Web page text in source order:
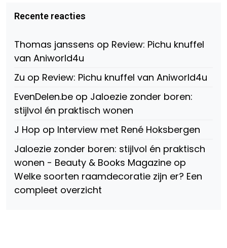
Beauty-
147775071915783/?
Facebook
op
Twitter
op
Instagram
Recente reacties
Thomas janssens op Review: Pichu knuffel
van Aniworld4u
Zu op Review: Pichu knuffel van Aniworld4u
EvenDelen.be op Jaloezie zonder boren:
stijlvol én praktisch wonen
J Hop op Interview met René Hoksbergen
Jaloezie zonder boren: stijlvol én praktisch
wonen - Beauty & Books Magazine op
Welke soorten raamdecoratie zijn er? Een
compleet overzicht